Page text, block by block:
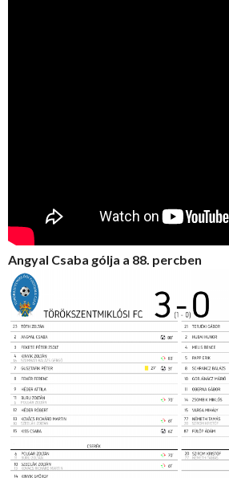
Angyal Csaba gólja a 88. percben